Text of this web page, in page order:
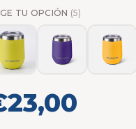
TU OPCIÓN (5)